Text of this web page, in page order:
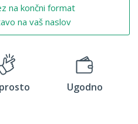
na končni format
na vaš naslov
Ugodno